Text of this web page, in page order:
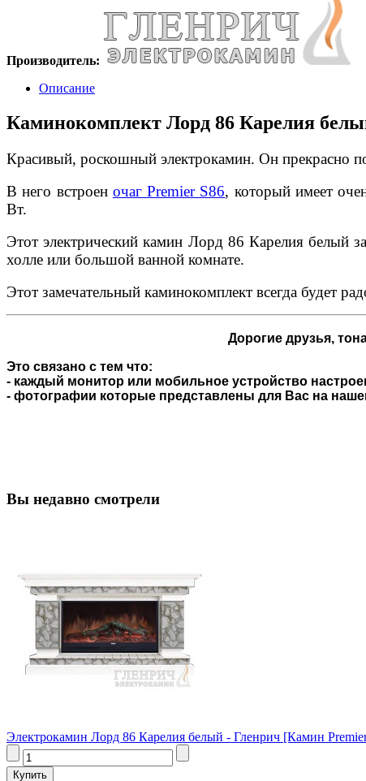
Производитель:
Описание
Каминокомплект Лорд 86 Карелия
Красивый, роскошный электрокамин. Он прекрасно
В него встроен очаг Premier S86, который имеет
Вт.
Этот электрический камин Лорд 86 Карелия белый
холле или большой ванной комнате.
Этот замечательный каминокомплект всегда будет
Дорогие друзья,
Это связано с тем что:
- каждый монитор или мобильное устройство
- фотографии которые представлены для Вас на
Вы недавно смотрели
Электрокамин Лорд 86 Карелия белый - Гленрич [Камин